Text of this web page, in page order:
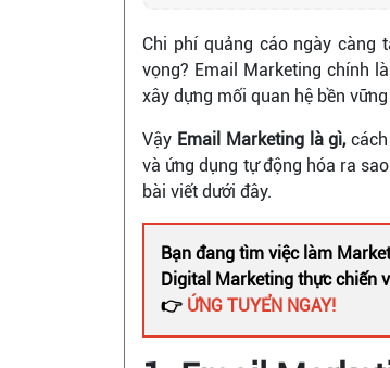
Chi phí quảng cáo ngày càng
vọng? Email Marketing chính
xây dựng mối quan hệ bền
Vậy Email Marketing là gì,cách
và ứng dụng tự động hóa ra
bài viết dưới đây.
Bạn đang tìm việc làm
Digital Marketing thực chiến
👉 ỨNG TUYỂN NGAY!